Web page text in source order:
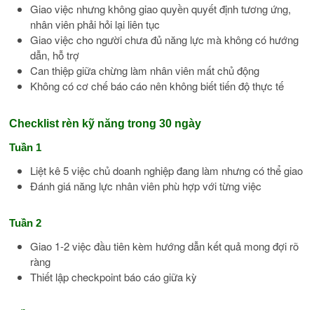
Giao việc nhưng không giao quyền quyết định tương ứng,
nhân viên phải hỏi lại liên tục
Giao việc cho người chưa đủ năng lực mà không có hướng
dẫn, hỗ trợ
Can thiệp giữa chừng làm nhân viên mất chủ động
Không có cơ chế báo cáo nên không biết tiến độ thực tế
Checklist rèn kỹ năng trong 30 ngày
Tuần 1
Liệt kê 5 việc chủ doanh nghiệp đang làm nhưng có thể giao
Đánh giá năng lực nhân viên phù hợp với từng việc
Tuần 2
Giao 1-2 việc đầu tiên kèm hướng dẫn kết quả mong đợi rõ
ràng
Thiết lập checkpoint báo cáo giữa kỳ